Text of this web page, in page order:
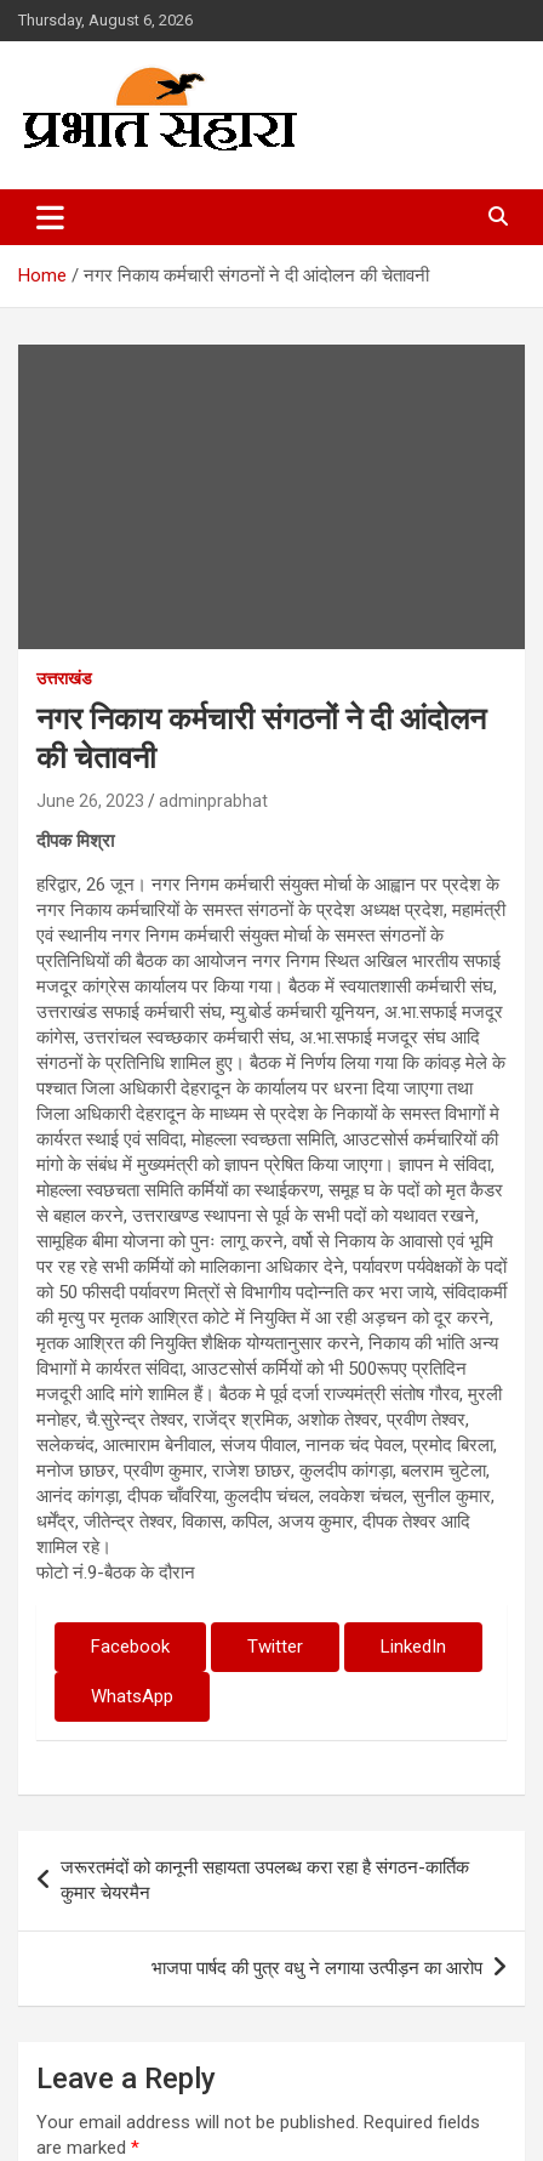
Skip
to
Thursday, August 6, 2026
Prabhat Sahara
Home नगर निकाय कर्मचारी संगठनों ने दी आंदोलन की चेतावनी
उत्तराखंड
नगर निकाय कर्मचारी संगठनों ने दी आंदोलन
की चेतावनी
June 26, 2023 adminprabhat
दीपक मिश्रा
हरिद्वार, 26 जून। नगर निगम कर्मचारी संयुक्त मोर्चा के आह्वान पर प्रदेश के
नगर निकाय कर्मचारियों के समस्त संगठनों के प्रदेश अध्यक्ष प्रदेश, महामंत्री
एवं स्थानीय नगर निगम कर्मचारी संयुक्त मोर्चा के समस्त संगठनों के
प्रतिनिधियों की बैठक का आयोजन नगर निगम स्थित अखिल भारतीय सफाई
मजदूर कांग्रेस कार्यालय पर किया गया। बैठक में स्वयातशासी कर्मचारी संघ,
उत्तराखंड सफाई कर्मचारी संघ, म्यु.बोर्ड कर्मचारी यूनियन, अ.भा.सफाई मजदूर
कांगेस, उत्तरांचल स्वच्छकार कर्मचारी संघ, अ.भा.सफाई मजदूर संघ आदि
संगठनों के प्रतिनिधि शामिल हुए। बैठक में निर्णय लिया गया कि कांवड़ मेले के
पश्चात जिला अधिकारी देहरादून के कार्यालय पर धरना दिया जाएगा तथा
जिला अधिकारी देहरादून के माध्यम से प्रदेश के निकायों के समस्त विभागों मे
कार्यरत स्थाई एवं सविदा, मोहल्ला स्वच्छता समिति, आउटसोर्स कर्मचारियों की
मांगो के संबंध में मुख्यमंत्री को ज्ञापन प्रेषित किया जाएगा। ज्ञापन मे संविदा,
मोहल्ला स्वछचता समिति कर्मियों का स्थाईकरण, समूह घ के पदों को मृत कैडर
से बहाल करने, उत्तराखण्ड स्थापना से पूर्व के सभी पदों को यथावत रखने,
सामूहिक बीमा योजना को पुनः लागू करने, वर्षो से निकाय के आवासो एवं भूमि
पर रह रहे सभी कर्मियों को मालिकाना अधिकार देने, पर्यावरण पर्यवेक्षकों के पदों
को 50 फीसदी पर्यावरण मित्रों से विभागीय पदोन्नति कर भरा जाये, संविदाकर्मी
की मृत्यु पर मृतक आश्रित कोटे में नियुक्ति में आ रही अड़चन को दूर करने,
मृतक आश्रित की नियुक्ति शैक्षिक योग्यतानुसार करने, निकाय की भांति अन्य
विभागों मे कार्यरत संविदा, आउटसोर्स कर्मियों को भी 500रूपए प्रतिदिन
मजदूरी आदि मांगे शामिल हैं। बैठक मे पूर्व दर्जा राज्यमंत्री संतोष गौरव, मुरली
मनोहर, चै.सुरेन्द्र तेश्वर, राजेंद्र श्रमिक, अशोक तेश्वर, प्रवीण तेश्वर,
सलेकचंद, आत्माराम बेनीवाल, संजय पीवाल, नानक चंद पेवल, प्रमोद बिरला,
मनोज छाछर, प्रवीण कुमार, राजेश छाछर, कुलदीप कांगड़ा, बलराम चुटेला,
आनंद कांगड़ा, दीपक चाँवरिया, कुलदीप चंचल, लवकेश चंचल, सुनील कुमार,
धर्मेंद्र, जीतेन्द्र तेश्वर, विकास, कपिल, अजय कुमार, दीपक तेश्वर आदि
शामिल रहे।
फोटो नं.9-बैठक के दौरान
Facebook Twitter LinkedIn
WhatsApp
navigation
जरूरतमंदों को कानूनी सहायता उपलब्ध करा रहा है संगठन-कार्तिक
कुमार चेयरमैन
भाजपा पार्षद की पुत्र वधु ने लगाया उत्पीड़न का आरोप
Leave a Reply
Your email address will not be published. Required fields
are marked *